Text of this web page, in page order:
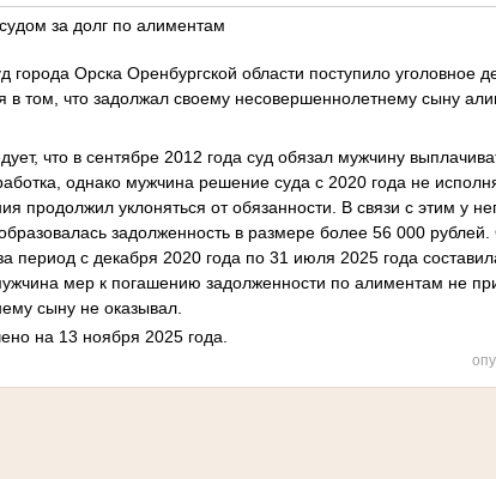
за долг по алиментам
города Орска Оренбургской области поступило уголовное
в том, что задолжал своему несовершеннолетнему сыну
что в сентябре 2012 года суд обязал мужчину
однако мужчина решение суда с 2020 года не
продолжил уклоняться от обязанности. В связи с этим у
задолженность в размере более 56 000
период с декабря 2020 года по 31 июля 2025 года
мер к погашению задолженности по алиментам не
сыну не оказывал.
на 13 ноября 2025 года.